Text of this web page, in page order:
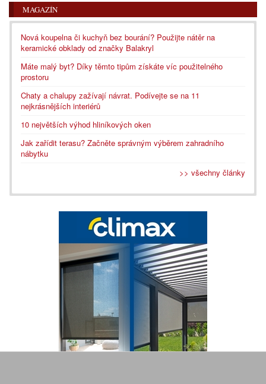
MAGAZÍN
Nová koupelna či kuchyň bez bourání? Použijte nátěr na
keramické obklady od značky Balakryl
Máte malý byt? Díky těmto tipům získáte víc použitelného
prostoru
Chaty a chalupy zažívají návrat. Podívejte se na 11
nejkrásnějších interiérů
10 největších výhod hliníkových oken
Jak zařídit terasu? Začněte správným výběrem zahradního
nábytku
>> všechny články